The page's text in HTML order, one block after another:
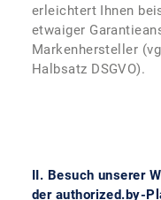
erleichtert Ihnen
etwaiger
Markenhersteller
Halbsatz DSGVO).
II. Besuch unserer
der authorized.by-